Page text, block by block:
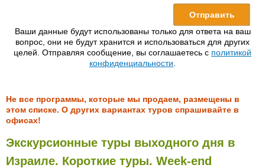
Ваши данные будут использованы только для ответа на ваш
вопрос, они не будут хранится и использоваться для других
целей. Отправляя сообщение, вы соглашаетесь с политикой
конфиденциальности
Не все программы, которые мы продаем, размещены в
этом списке. О других вариантах туров спрашивайте в
офисах!
Экскурсионные туры выходного дня в
Израиле. Короткие туры. Week-end